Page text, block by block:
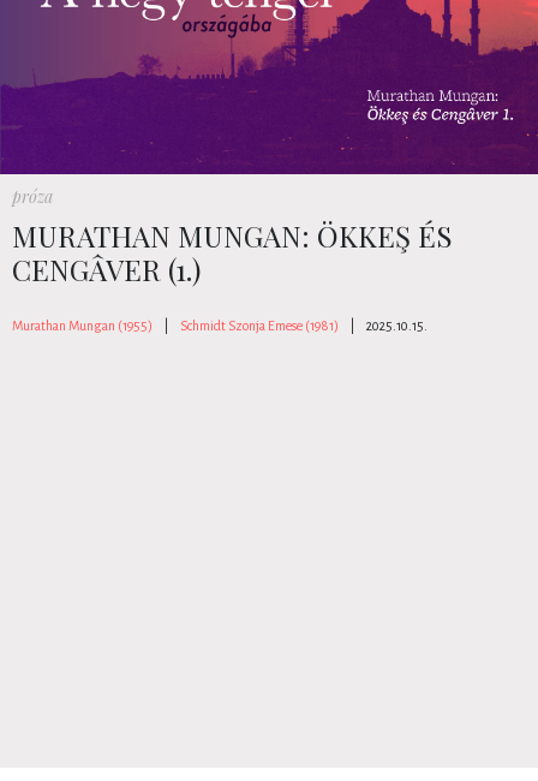
próza
MURATHAN MUNGAN: ÖKKEŞ ÉS
CENGÂVER (1.)
Murathan Mungan (1955) Schmidt Szonja Emese (1981) 2025.10.15.